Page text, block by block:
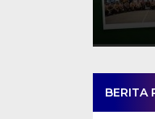
BERITA